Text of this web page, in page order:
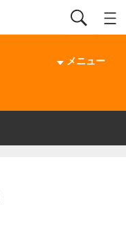
メニュー